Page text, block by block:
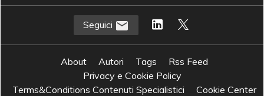
Seguici
About Autori Tags
Rss Feed
Privacy e Cookie Policy
Terms&Conditions Contenuti Specialistici
Cookie Center